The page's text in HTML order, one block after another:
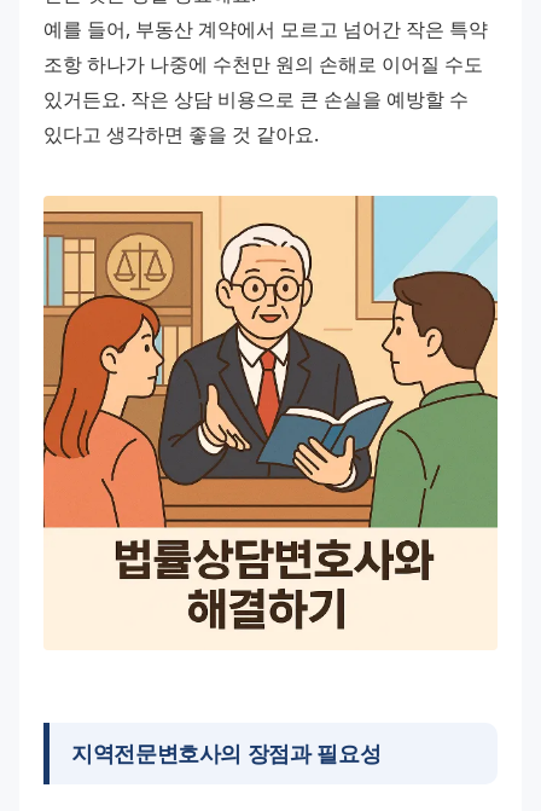
예를 들어, 부동산 계약에서 모르고 넘어간 작은 특약
조항 하나가 나중에 수천만 원의 손해로 이어질 수도
있거든요. 작은 상담 비용으로 큰 손실을 예방할 수
있다고 생각하면 좋을 것 같아요.
지역전문변호사의 장점과 필요성